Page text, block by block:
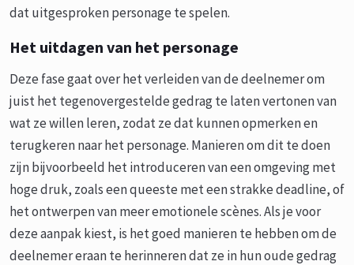
dat uitgesproken personage te spelen.
Het uitdagen van het personage
Deze fase gaat over het verleiden van de deelnemer om
juist het tegenovergestelde gedrag te laten vertonen van
wat ze willen leren, zodat ze dat kunnen opmerken en
terugkeren naar het personage. Manieren om dit te doen
zijn bijvoorbeeld het introduceren van een omgeving met
hoge druk, zoals een queeste met een strakke deadline, of
het ontwerpen van meer emotionele scènes. Als je voor
deze aanpak kiest, is het goed manieren te hebben om de
deelnemer eraan te herinneren dat ze in hun oude gedrag